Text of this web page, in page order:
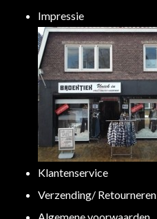
Impressie
Klantenservice
Verzending/ Retourneren